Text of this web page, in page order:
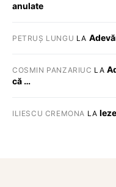
anulate
PETRUȘ LUNGU LA
COSMIN PANZARIUC LA
că …
ILIESCU CREMONA LA